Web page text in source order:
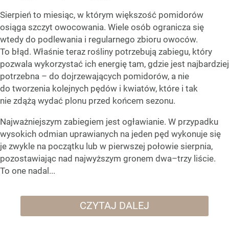
Sierpień to miesiąc, w którym większość pomidorów
osiąga szczyt owocowania. Wiele osób ogranicza się
wtedy do podlewania i regularnego zbioru owoców.
To błąd. Właśnie teraz rośliny potrzebują zabiegu, który
pozwala wykorzystać ich energię tam, gdzie jest najbardziej
potrzebna – do dojrzewających pomidorów, a nie
do tworzenia kolejnych pędów i kwiatów, które i tak
nie zdążą wydać plonu przed końcem sezonu.
Najważniejszym zabiegiem jest ogławianie. W przypadku
wysokich odmian uprawianych na jeden pęd wykonuje się
je zwykle na początku lub w pierwszej połowie sierpnia,
pozostawiając nad najwyższym gronem dwa–trzy liście.
To one nadal...
CZYTAJ DALEJ